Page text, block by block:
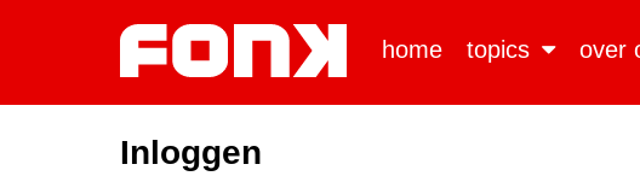
home topics over
Inloggen